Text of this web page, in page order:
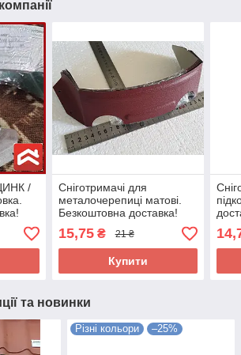
/
Сніготримачі для
металочерепиці матові.
Безкоштовна доставка!
15,75₴ 21 ₴
Купити
та новинки
Різні кольори –25%